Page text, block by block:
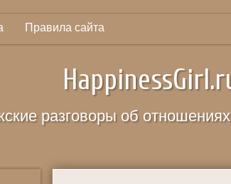
Правила сайта
разговоры об